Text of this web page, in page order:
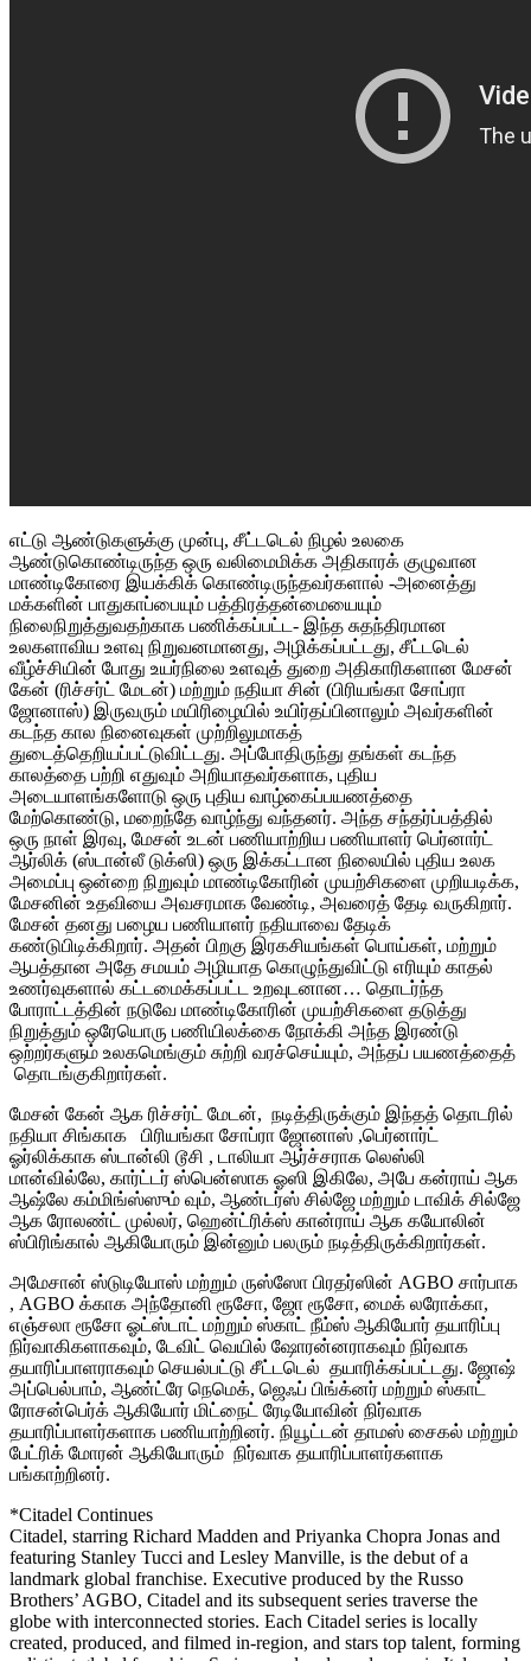
எட்டு ஆண்டுகளுக்கு முன்பு, சீட்டடெல் நிழல் உலகை
ஆண்டுகொண்டிருந்த ஒரு வலிமைமிக்க அதிகாரக் குழுவான
மாண்டிகோரை இயக்கிக் கொண்டிருந்தவர்களால் -அனைத்து
மக்களின் பாதுகாப்பையும் பத்திரத்தன்மையையும்
நிலைநிறுத்துவதற்காக பணிக்கப்பட்ட- இந்த சுதந்திரமான
உலகளாவிய உளவு நிறுவனமானது, அழிக்கப்பட்டது, சீட்டடெல்
வீழ்ச்சியின் போது உயர்நிலை உளவுத் துறை அதிகாரிகளான மேசன்
கேன் (ரிச்சர்ட் மேடன்) மற்றும் நதியா சின் (பிரியங்கா சோப்ரா
ஜோனாஸ்) இருவரும் மயிரிழையில் உயிர்தப்பினாலும் அவர்களின்
கடந்த கால நினைவுகள் முற்றிலுமாகத்
துடைத்தெறியப்பட்டுவிட்டது. அப்போதிருந்து தங்கள் கடந்த
காலத்தை பற்றி எதுவும் அறியாதவர்களாக, புதிய
அடையாளங்களோடு ஒரு புதிய வாழ்கைப்பயணத்தை
மேற்கொண்டு, மறைந்தே வாழ்ந்து வந்தனர். அந்த சந்தர்ப்பத்தில்
ஒரு நாள் இரவு, மேசன் உடன் பணியாற்றிய பணியாளர் பெர்னார்ட்
ஆர்லிக் (ஸ்டான்லீ டுக்ஸி) ஒரு இக்கட்டான நிலையில் புதிய உலக
அமைப்பு ஒன்றை நிறுவும் மாண்டிகோரின் முயற்சிகளை முறியடிக்க,
மேசனின் உதவியை அவசரமாக வேண்டி, அவரைத் தேடி வருகிறார்.
மேசன் தனது பழைய பணியாளர் நதியாவை தேடிக்
கண்டுபிடிக்கிறார். அதன் பிறகு இரகசியங்கள் பொய்கள், மற்றும்
ஆபத்தான அதே சமயம் அழியாத கொழுந்துவிட்டு எரியும் காதல்
உணர்வுகளால் கட்டமைக்கப்பட்ட உறவுடனான… தொடர்ந்த
போராட்டத்தின் நடுவே மாண்டிகோரின் முயற்சிகளை தடுத்து
நிறுத்தும் ஒரேயொரு பணியிலக்கை நோக்கி அந்த இரண்டு
ஒற்றர்களும் உலகமெங்கும் சுற்றி வரச்செய்யும், அந்தப் பயணத்தைத்
தொடங்குகிறார்கள்.
மேசன் கேன் ஆக ரிச்சர்ட் மேடன், நடித்திருக்கும் இந்தத் தொடரில்
நதியா சிங்காக பிரியங்கா சோப்ரா ஜோனாஸ் ,பெர்னார்ட்
ஓர்லிக்காக ஸ்டான்லி டூசி , டாலியா ஆர்ச்சராக லெஸ்லி
மான்வில்லே, கார்ட்டர் ஸ்பென்ஸாக ஓஸி இகிலே, அபே கன்ராய் ஆக
ஆஷ்லே கம்மிங்ஸ்ஸும் வும், ஆண்டர்ஸ் சில்ஜே மற்றும் டாவிக் சில்ஜே
ஆக ரோலண்ட் முல்லர், ஹென்ட்ரிக்ஸ் கான்ராய் ஆக கயோலின்
ஸ்பிரிங்கால் ஆகியோரும் இன்னும் பலரும் நடித்திருக்கிறார்கள்.
அமேசான் ஸ்டுடியோஸ் மற்றும் ருஸ்ஸோ பிரதர்ஸின் AGBO சார்பாக
, AGBO க்காக அந்தோனி ரூசோ, ஜோ ரூசோ, மைக் லரோக்கா,
எஞ்சலா ரூசோ ஓட்ஸ்டாட் மற்றும் ஸ்காட் நீம்ஸ் ஆகியோர் தயாரிப்பு
நிர்வாகிகளாகவும், டேவிட் வெயில் ஷோரன்னராகவும் நிர்வாக
தயாரிப்பாளராகவும் செயல்பட்டு சீட்டடெல் தயாரிக்கப்பட்டது. ஜோஷ்
அப்பெல்பாம், ஆண்ட்ரே நெமெக், ஜெஃப் பிங்க்னர் மற்றும் ஸ்காட்
ரோசன்பெர்க் ஆகியோர் மிட்நைட் ரேடியோவின் நிர்வாக
தயாரிப்பாளர்களாக பணியாற்றினர். நியூட்டன் தாமஸ் சைகல் மற்றும்
பேட்ரிக் மோரன் ஆகியோரும் நிர்வாக தயாரிப்பாளர்களாக
பங்காற்றினர்.
*Citadel Continues
Citadel, starring Richard Madden and Priyanka Chopra Jonas and
featuring Stanley Tucci and Lesley Manville, is the debut of a
landmark global franchise. Executive produced by the Russo
Brothers’ AGBO, Citadel and its subsequent series traverse the
globe with interconnected stories. Each Citadel series is locally
created, produced, and filmed in-region, and stars top talent, forming